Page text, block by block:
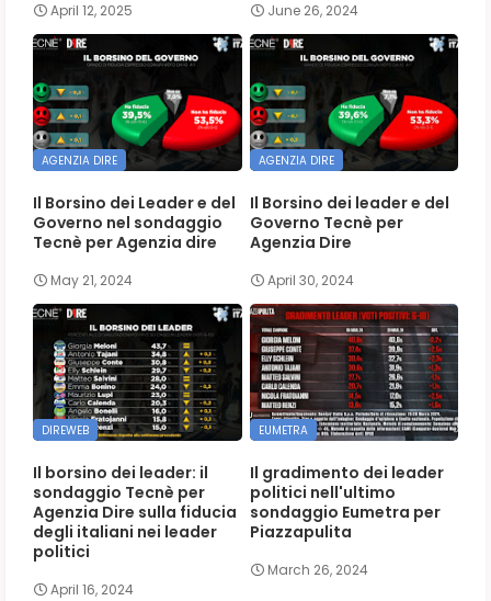
April 12, 2025 June 26, 2024
AGENZIA DIRE
Il Borsino dei Leader e del
Governo nel sondaggio
Tecnè per Agenzia dire
May 21, 2024
AGENZIA DIRE
Il Borsino dei leader e del
Governo Tecnè per
Agenzia Dire
April 30, 2024
DIREWEB
Il borsino dei leader: il
sondaggio Tecnè per
Agenzia Dire sulla fiducia
degli italiani nei leader
politici
April 16, 2024
EUMETRA
Il gradimento dei leader
politici nell'ultimo
sondaggio Eumetra per
Piazzapulita
March 26, 2024